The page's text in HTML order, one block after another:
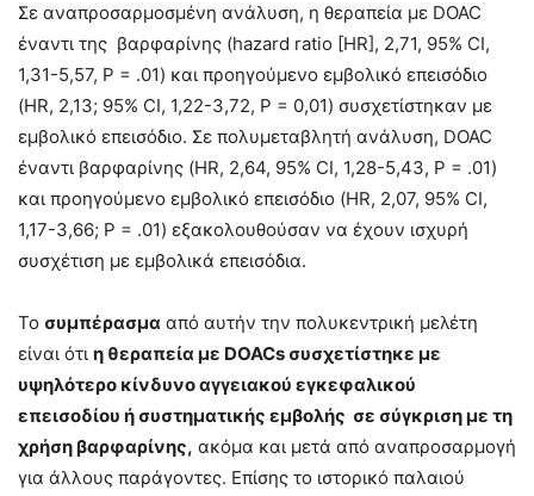
Σε αναπροσαρμοσμένη ανάλυση, η θεραπεία με DOAC
έναντι της βαρφαρίνης (hazard ratio [HR], 2,71, 95% CI,
1,31-5,57, P = .01) και προηγούμενο εμβολικό επεισόδιο
(HR, 2,13; 95% CI, 1,22-3,72, P = 0,01) συσχετίστηκαν με
εμβολικό επεισόδιο. Σε πολυμεταβλητή ανάλυση, DOAC
έναντι βαρφαρίνης (HR, 2,64, 95% CI, 1,28-5,43, P = .01)
και προηγούμενο εμβολικό επεισόδιο (HR, 2,07, 95% CI,
1,17-3,66; P = .01) εξακολουθούσαν να έχουν ισχυρή
συσχέτιση με εμβολικά επεισόδια.
Το συμπέρασμα από αυτήν την πολυκεντρική μελέτη
είναι ότι η θεραπεία με DOACs συσχετίστηκε με
υψηλότερο κίνδυνο αγγειακού εγκεφαλικού
επεισοδίου ή συστηματικής εμβολής σε σύγκριση με τη
χρήση βαρφαρίνης, ακόμα και μετά από αναπροσαρμογή
για άλλους παράγοντες. Επίσης το ιστορικό παλαιού